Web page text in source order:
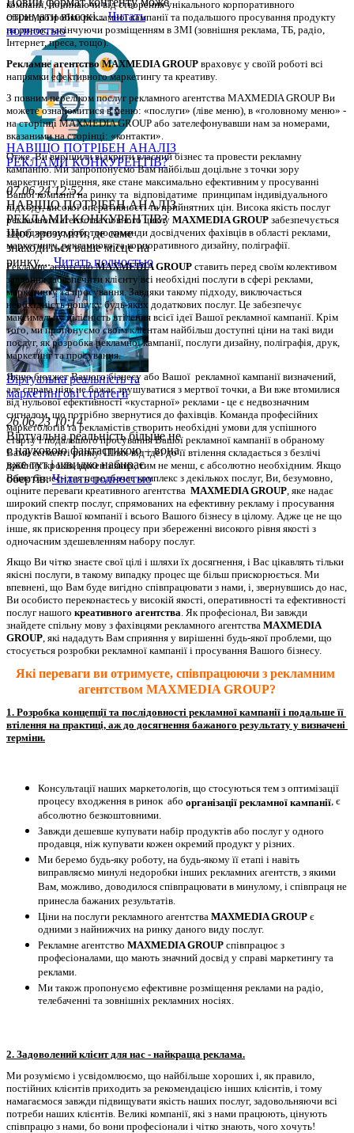
отримати високі...Читать
полностью
НАВІЩО ПОТРІБЕН АНАЛІЗ
РЕКЛАМИ КОНКУРЕНТІВ?
07.06.24 12:52
НАВІЩО ПОТРІБЕН АНАЛІЗ
РЕКЛАМИ КОНКУРЕНТІВ?
Щоб зрозуміти, де саме
знаходиться ваше місце на
ринку,... Читать полностью
Віртуальна реальність та
маркетингові стратегії
26.06.23 10:14
Віртуальна реальність більше не
є науковою фантастикою – вона
вже тут і швидко набирає
обертів.Читать полностью
компанії, починаючи від створення унікального корпоративного
стилю, розробки рекламної кампанії та подальшого просування продукту
на ринок, закінчуючи розміщенням в ЗМІ (зовнішня реклама, ТБ, радіо,
Інтернет, преса, тощо).
Рекламне агентство MAXMEDIA GROUP враховує у своїй роботі всі
напрямки ефективного маркетингу та креативу.
З повним переліком послуг рекламного агентства MAXMEDIA GROUP Ви
можете ознайомитися в меню: «послуги» (ліве меню), в «головному меню» -
на сторінці MAXMEDIA GROUP або зателефонувавши нам за номерами,
вказаними на сторінці: «контакти».
Отже, Ви вирішили відкрити власний бізнес та провести рекламну
кампанію. Ми запропонуємо Вам найбільш доцільне з точки зору
маркетингу рішення, яке стане максимально ефективним у просуванні
Вашої компанії на ринку та  відповідатиме  принципам індивідуального
підходу, високої оперативності та прийнятних цін. Висока якість послуг
рекламного агентства повного циклу MAXMEDIA GROUP забезпечується
злагодженою роботою команди досвідчених фахівців в області реклами,
маркетингу, рекламного та корпоративного дизайну, поліграфії.
Рекламне агентство MAXMEDIA GROUP ставить перед своїм колективом
завдання забезпечити клієнту всі необхідні послуги в сфері реклами,
маркетингу та просування. Завдяки такому підходу, виключається
необхідність пошуку будь-яких додаткових послуг. Це забезпечує
максимальну цілісність втілення всієї ідеї Вашої рекламної кампанії. Крім
того, ми пропонуємо своїм клієнтам найбільш доступні ціни на такі види
послуг, як розробка рекламної кампанії, послуги дизайну, поліграфія, друк,
маркетинг та просування.
Якщо бюджет Вашого бізнесу або Вашої  рекламної кампанії визначений,
але справа ніяк не бажає зрушуватися з мертвої точки, а Ви вже втомилися
від нульової ефективності «кустарної» реклами - це є недвозначним
сигналом, що потрібно звернутися до фахівців. Команда професійних
маркетологів та рекламістів створить необхідні умови для успішного
старту і подальшого просування Вашої рекламної кампанії в обраному
Вами сегменті ринку. Шлях від ідеї до її втілення складається з безлічі
дрібних кроків, кожен з яких, тим не менш, є абсолютно необхідним. Якщо
Ваша бізнес-ідея передбачає комплекс з декількох послуг, Ви, безумовно,
оціните переваги креативного агентства MAXMEDIA GROUP , яке надає
широкий спектр послуг, спрямованих на ефективну рекламу і просування
продуктів Вашої компанії і всього Вашого бізнесу в цілому. Адже це не що
інше, як прискорення процесу при збереженні високого рівня якості з
одночасним здешевленням набору послуг.
Якщо Ви чітко знаєте свої цілі і шляхи їх досягнення, і Вас цікавлять тільки
якісні послуги, в такому випадку процес ще більш прискорюється. Ми
впевнені, що Вам буде вигідно співпрацювати з нами, і, звернувшись до нас,
Ви особисто переконаєтесь у високій якості, оперативності та ефективності
послуг нашого креативного агентства. Як професіонал, Ви завжди
знайдете спільну мову з фахівцями рекламного агентства MAXMEDIA
GROUP, які нададуть Вам сприяння у вирішенні будь-якої проблеми, що
стосується розробки рекламної кампанії і просування Вашого бізнесу.
Які переваги ви отримуєте, співпрацюючи з рекламним
агентством MAXMEDIA GROUP?
1. Розробка концепції та послідовності рекламної кампанії і подальше її
втілення на практиці, аж до досягнення бажаного результату у визначені
терміни.
Консультації наших маркетологів, що стосуються тем з оптимізації
процесу входження в ринок  або організації рекламної кампанії, є
абсолютно безкоштовними.
Завжди дешевше купувати набір продуктів або послуг у одного
продавця, ніж купувати кожен окремий продукт у різних.
Ми беремо будь-яку роботу, на будь-якому її етапі і навіть
виправляємо минулі недоробки інших рекламних агентств, з якими
Вам, можливо, доводилося співпрацювати в минулому, і співпраця не
принесла бажаних результатів.
Ціни на послуги рекламного агентства MAXMEDIA GROUP є
одними з найнижчих на ринку даного виду послуг.
Рекламне агентство MAXMEDIA GROUP співпрацює з
професіоналами, що мають значний досвід у справі маркетингу та
реклами.
Ми також пропонуємо ефективне розміщення реклами на радіо,
телебаченні та зовнішніх рекламних носіях.
2. Задоволений клієнт для нас - найкраща реклама.
Ми розуміємо і усвідомлюємо, що найбільше хороших і, як правило,
постійних клієнтів приходить за рекомендацією інших клієнтів, і тому
намагаємося завжди підвищувати якість наших послуг, задовольняючи всі
потреби наших клієнтів. Великі компанії, які з нами працюють, цінують
співпрацю з нами, бо вони професіонали і чітко знають, чого хочуть!